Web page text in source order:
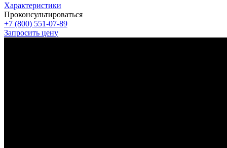
Характеристики
Проконсультироваться
+7 (800) 551-07-89
Запросить цену